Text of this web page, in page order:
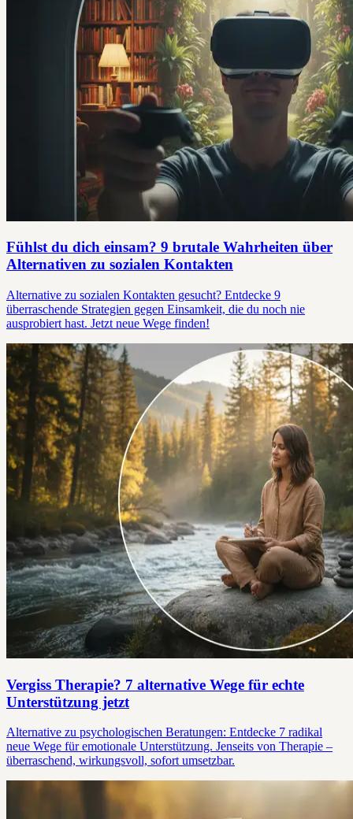
Fühlst du dich einsam? 9 brutale Wahrheiten über
Alternativen zu sozialen Kontakten
Alternative zu sozialen Kontakten gesucht? Entdecke 9
überraschende Strategien gegen Einsamkeit, die du noch nie
ausprobiert hast. Jetzt neue Wege finden!
Vergiss Therapie? 7 alternative Wege für echte
Unterstützung jetzt
Alternative zu psychologischen Beratungen: Entdecke 7 radikal
neue Wege für emotionale Unterstützung. Jenseits von Therapie –
überraschend, wirkungsvoll, sofort umsetzbar.